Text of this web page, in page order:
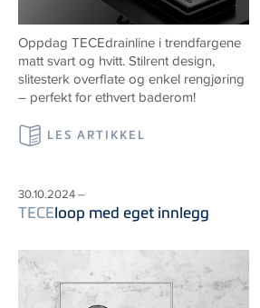
Oppdag TECEdrainline i trendfargene
matt svart og hvitt. Stilrent design,
slitesterk overflate og enkel rengjøring
– perfekt for ethvert baderom!
LES ARTIKKEL
30.10.2024 –
TECEloop med eget innlegg